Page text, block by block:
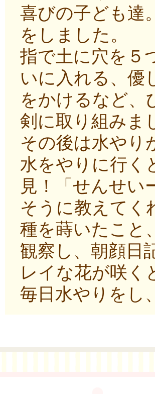
喜びの子ども達
をしました。
指で土に穴を５
いに入れる、優
をかけるなど、
剣に取り組みま
その後は水やり
水をやりに行く
見！「せんせい
そうに教えてく
種を蒔いたこと
観察し、朝顔日
レイな花が咲く
毎日水やりをし